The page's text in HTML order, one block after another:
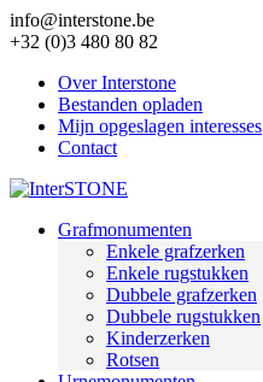
info@interstone.be
+32 (0)3 480 80 82
Over Interstone
Bestanden opladen
Mijn opgeslagen interesses
Contact
Grafmonumenten
Enkele grafzerken
Enkele rugstukken
Dubbele grafzerken
Dubbele rugstukken
Kinderzerken
Rotsen